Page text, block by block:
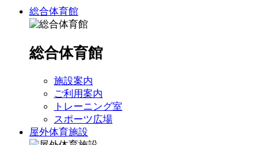
総合体育館
総合体育館
施設案内
ご利用案内
トレーニング室
スポーツ広場
屋外体育施設